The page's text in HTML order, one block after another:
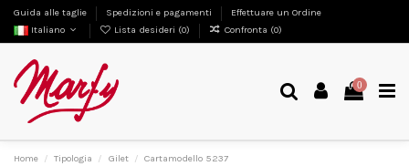
Guida alle taglie Spedizioni e pagamenti
Effettuare un Ordine
Italiano
Lista desideri (0) Confronta (0)
0
Home Tipologia Gilet Cartamodello 5237